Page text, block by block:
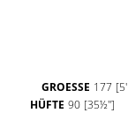
GROESSE 177
HÜFTE 90 [35½'']